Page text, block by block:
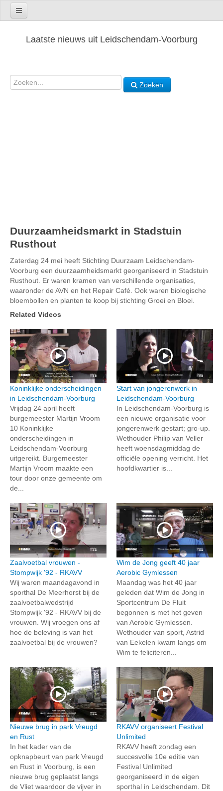
Laatste nieuws uit Leidschendam-Voorburg
Zoeken
Duurzaamheidsmarkt in Stadstuin
Rusthout
Zaterdag 24 mei heeft Stichting Duurzaam Leidschendam-
Voorburg een duurzaamheidsmarkt georganiseerd in Stadstuin
Rusthout. Er waren kramen van verschillende organisaties,
waaronder de AVN en het Repair Café. Ook waren biologische
bloembollen en planten te koop bij stichting Groei en Bloei.
Related Videos
Koninklijke onderscheidingen
in Leidschendam-Voorburg
Vrijdag 24 april heeft
burgemeester Martijn Vroom
10 Koninklijke
onderscheidingen in
Leidschendam-Voorburg
uitgereikt. Burgemeester
Martijn Vroom maakte een
tour door onze gemeente om
de...
Start van jongerenwerk in
Leidschendam-Voorburg
In Leidschendam-Voorburg is
een nieuwe organisatie voor
jongerenwerk gestart; gro-up.
Wethouder Philip van Veller
heeft woensdagmiddag de
officiële opening verricht. Het
hoofdkwartier is...
Zaalvoetbal vrouwen -
Stompwijk '92 - RKAVV
Wij waren maandagavond in
sporthal De Meerhorst bij de
zaalvoetbalwedstrijd
Stompwijk '92 - RKAVV bij de
vrouwen. Wij vroegen ons af
hoe de beleving is van het
zaalvoetbal bij de vrouwen?
Wim de Jong geeft 40 jaar
Aerobic Gymlessen
Maandag was het 40 jaar
geleden dat Wim de Jong in
Sportcentrum De Fluit
begonnen is met het geven
van Aerobic Gymlessen.
Wethouder van sport, Astrid
van Eekelen kwam langs om
Wim te feliciteren...
Nieuwe brug in park Vreugd
en Rust
In het kader van de
opknapbeurt van park Vreugd
en Rust in Voorburg, is een
nieuwe brug geplaatst langs
de Vliet waardoor de vijver in
RKAVV organiseert Festival
Unlimited
RKAVV heeft zondag een
succesvolle 10e editie van
Festival Unlimited
georganiseerd in de eigen
sporthal in Leidschendam. Dit